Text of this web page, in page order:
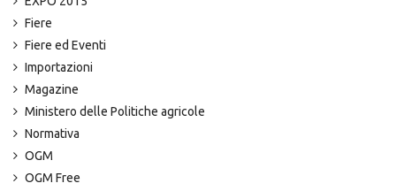
Fiere
Fiere ed Eventi
Importazioni
Magazine
Ministero delle Politiche agricole
Normativa
OGM
OGM Free